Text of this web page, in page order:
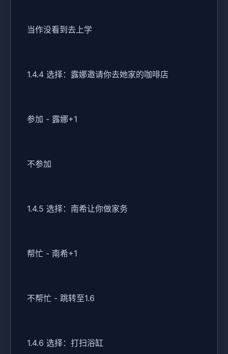
当作没看到去上学
1.4.4 选择：露娜邀请你去她家的咖啡店
参加 - 露娜+1
不参加
1.4.5 选择：南希让你做家务
帮忙 - 南希+1
不帮忙 - 跳转至1.6
1.4.6 选择：打扫浴缸